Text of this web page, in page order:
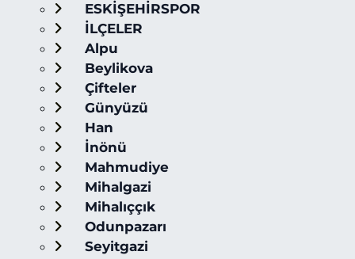
ESKİŞEHİRSPOR
İLÇELER
Alpu
Beylikova
Çifteler
Günyüzü
Han
İnönü
Mahmudiye
Mihalgazi
Mihalıççık
Odunpazarı
Seyitgazi